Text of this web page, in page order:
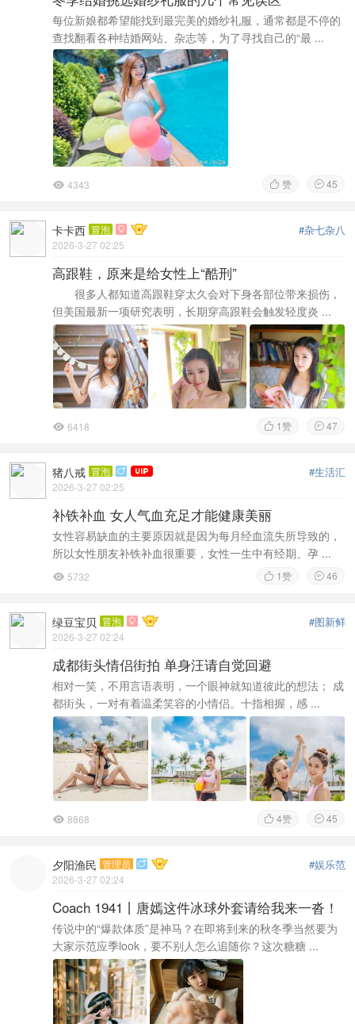
每位新娘都希望能找到最完美的婚纱礼服，通常都是不停的
查找翻看各种结婚网站、杂志等，为了寻找自己的“最 ...
 4343  45
 赞
#杂七杂八
卡卡西 冒泡 
2026-3-27 02:25
高跟鞋，原来是给女性上“酷刑”
很多人都知道高跟鞋穿太久会对下身各部位带来损伤，
但美国最新一项研究表明，长期穿高跟鞋会触发轻度炎 ...
 6418  47
 1赞
#生活汇
猪八戒 冒泡 
2026-3-27 02:25
补铁补血 女人气血充足才能健康美丽
女性容易缺血的主要原因就是因为每月经血流失所导致的，
所以女性朋友补铁补血很重要，女性一生中有经期、孕 ...
 5732  46
 1赞
#图新鲜
绿豆宝贝 冒泡 
2026-3-27 02:24
成都街头情侣街拍 单身汪请自觉回避
相对一笑，不用言语表明，一个眼神就知道彼此的想法； 成
都街头，一对有着温柔笑容的小情侣。十指相握，感 ...
 8868  45
 4赞
#娱乐范
夕阳渔民 管理员 
2026-3-27 02:24
Coach 1941丨唐嫣这件冰球外套请给我来一沓！
传说中的“爆款体质”是神马？在即将到来的秋冬季当然要为
大家示范应季look，要不别人怎么追随你？这次糖糖 ...